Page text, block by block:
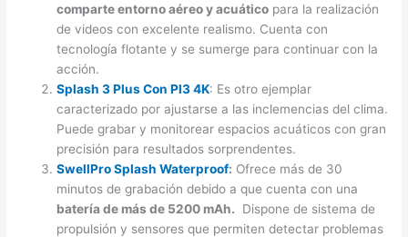
comparte entorno aéreo y acuático para la realización
de videos con excelente realismo. Cuenta con
tecnología flotante y se sumerge para continuar con la
acción.
Splash 3 Plus Con Pl3 4K: Es otro ejemplar
caracterizado por ajustarse a las inclemencias del clima.
Puede grabar y monitorear espacios acuáticos con gran
precisión para resultados sorprendentes.
SwellPro Splash Waterproof: Ofrece más de 30
minutos de grabación debido a que cuenta con una
batería de más de 5200 mAh. Dispone de sistema de
propulsión y sensores que permiten detectar problemas